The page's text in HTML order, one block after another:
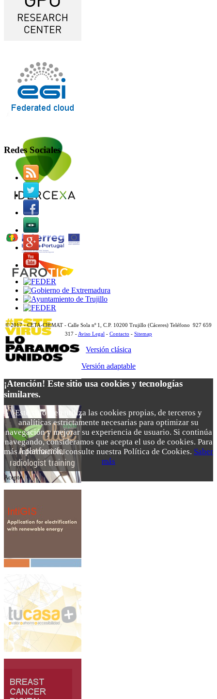
Redes Sociales
© 2017 - CETA-CIEMAT - Calle Sola nº 1, C.P. 10200 Trujillo (Cáceres) Teléfono 927 659
317 - Aviso Legal - Contacto - Sitemap
Versión clásica
Versión adaptable
¡Atención! Este sitio usa cookies y tecnologías
similares.
Este sitio web utiliza las cookies propias, de terceros y
analíticas estrictamente necesarias para optimizar su
navegación y mejorar su experiencia de usuario. Si continúa
navegando, consideramos que acepta el uso de cookies. Para
más información, consulte nuestra Política de Cookies. Saber
más
Acepto